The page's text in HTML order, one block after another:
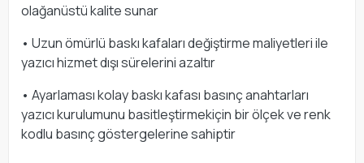
olağanüstü kalite sunar
• Uzun ömürlü baskı kafaları değiştirme maliyetleri ile
yazıcı hizmet dışı sürelerini azaltır
• Ayarlaması kolay baskı kafası basınç anahtarları
yazıcı kurulumunu basitleştirmekiçin bir ölçek ve renk
kodlu basınç göstergelerine sahiptir